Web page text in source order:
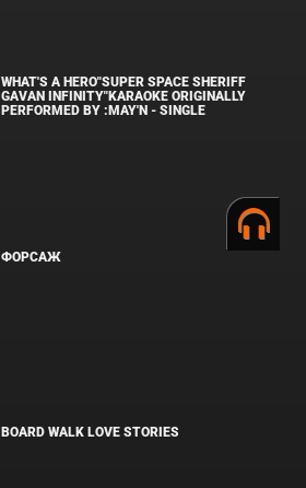
WHAT'S A HERO"SUPER SPACE SHERIFF
GAVAN INFINITY"KARAOKE ORIGINALLY
PERFORMED BY :MAY'N - SINGLE
ФОРСАЖ
BOARD WALK LOVE STORIES